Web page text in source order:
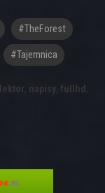
#TheForest
#tajemnica
lektor, napisy, fullhd ,